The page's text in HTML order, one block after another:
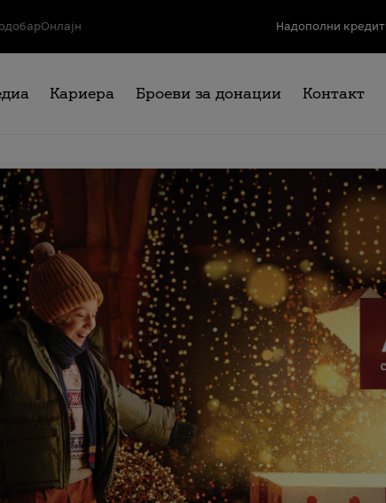
Надополни кредит
Кариера Броеви за донации Контакт